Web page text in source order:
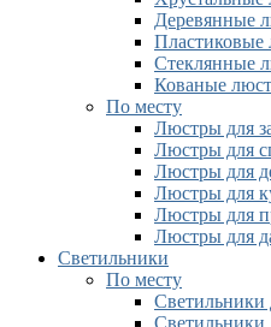
Деревянные
Пластиковые
Стеклянные
Кованые
По месту
Люстры для
Люстры для
Люстры для
Люстры для
Люстры для
Люстры для
Светильники
По месту
Светильники
Светильники